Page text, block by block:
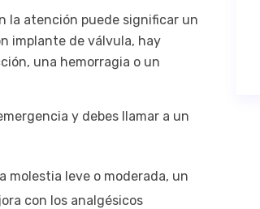
la atención puede significar un
implante de válvula, hay
una hemorragia o un
y debes llamar a un
molestia leve o moderada, un
con los analgésicos